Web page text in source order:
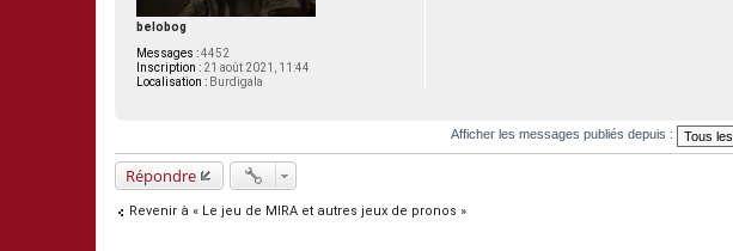
belobog
Messages :4452
Inscription : 21 août 2021, 11:44
Localisation : Burdigala
Afficher les messages publiés depuis :
Répondre
Revenir à « Le jeu de MIRA et autres jeux de pronos »